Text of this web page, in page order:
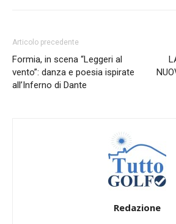
Articolo precedente
Formia, in scena “Leggeri al
vento”: danza e poesia ispirate
all’Inferno di Dante
Redazione